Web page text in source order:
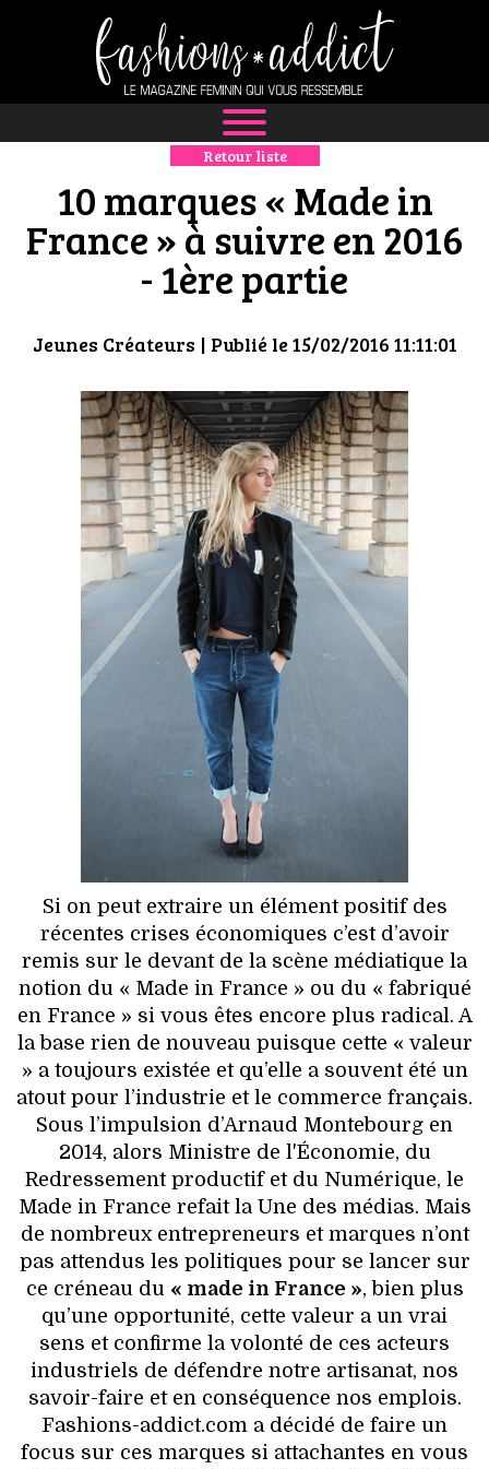
NEWS
MODE
LUXE
DÉFILÉS
BOUTIQUE
CULTURE
HIGH TECH
MAISON
AUTO
LIEUX TENDANCES
BEAUTÉ
MODE DE RUE
JEUNES CRÉATEURS
HISTOIRE DES MARQUES
DÉCO
VOYAGES & LOISIRS
Retour liste
10 marques « Made in
France » à suivre en 2016
- 1ère partie
Jeunes Créateurs | Publié le 15/02/2016 11:11:01
Si on peut extraire un élément positif des
récentes crises économiques c’est d’avoir
remis sur le devant de la scène médiatique la
notion du « Made in France » ou du « fabriqué
en France » si vous êtes encore plus radical. A
la base rien de nouveau puisque cette « valeur
» a toujours existée et qu’elle a souvent été un
atout pour l’industrie et le commerce français.
Sous l’impulsion d’Arnaud Montebourg en
2014, alors Ministre de l'Économie, du
Redressement productif et du Numérique, le
Made in France refait la Une des médias. Mais
de nombreux entrepreneurs et marques n’ont
pas attendus les politiques pour se lancer sur
ce créneau du « made in France », bien plus
qu’une opportunité, cette valeur a un vrai
sens et confirme la volonté de ces acteurs
industriels de défendre notre artisanat, nos
savoir-faire et en conséquence nos emplois.
Fashions-addict.com a décidé de faire un
focus sur ces marques si attachantes en vous